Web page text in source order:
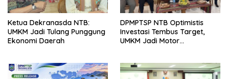
Ketua Dekranasda NTB:
UMKM Jadi Tulang Punggung
Ekonomi Daerah
DPMPTSP NTB Optimistis
Investasi Tembus Target,
UMKM Jadi Motor